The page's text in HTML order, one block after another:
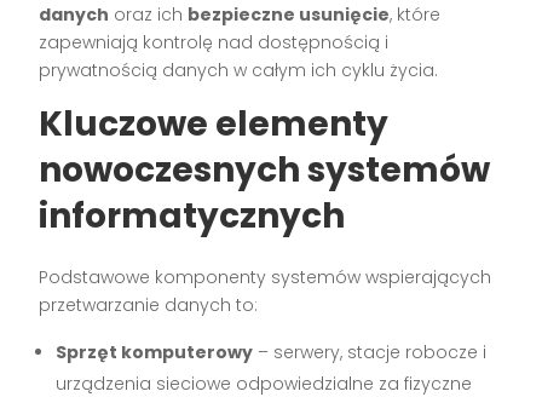
danych oraz ich bezpieczne usunięcie, które
zapewniają kontrolę nad dostępnością i
prywatnością danych w całym ich cyklu życia.
Kluczowe elementy
nowoczesnych systemów
informatycznych
Podstawowe komponenty systemów wspierających
przetwarzanie danych to:
Sprzęt komputerowy – serwery, stacje robocze i
urządzenia sieciowe odpowiedzialne za fizyczne